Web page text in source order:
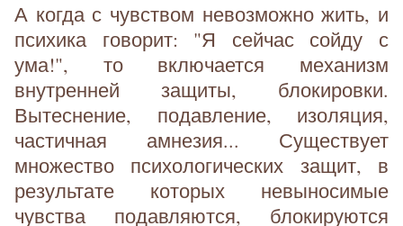
А когда с чувством невозможно жить, и
психика говорит: "Я сейчас сойду с
ума!", то включается механизм
внутренней защиты, блокировки.
Вытеснение, подавление, изоляция,
частичная амнезия... Существует
множество психологических защит, в
результате которых невыносимые
чувства подавляются, блокируются